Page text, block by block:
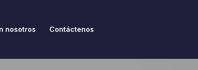
nosotros Contáctenos